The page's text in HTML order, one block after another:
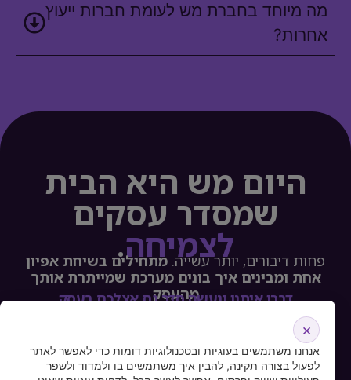
מה מיוחד בחברת מש לעומת חברות ייעוץ
אחרות?
היום מש היא הבית
שמסדר עסקים
לצמיחה. פחות דיבורים, יותר עשייה. מתחילים בשיחת אפיון
אחת ומבינים איך בונים מערכת שמייתרת אותך
מהעסק
דברו איתנו ונעשה סדר גם אצלכם בעסק
×
אנחנו משתמשים בעוגיות ובטכנולוגיות דומות כדי לאפשר לאתר
לפעול בצורה תקינה, להבין איך משתמשים בו ולמדוד ולשפר